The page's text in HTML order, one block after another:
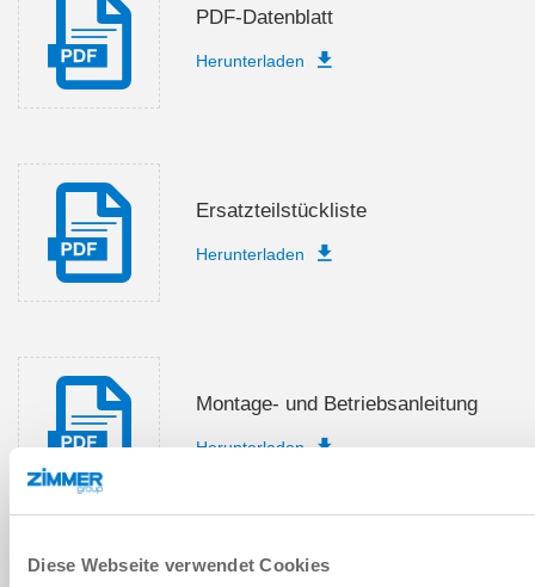
Diese Webseite verwendet Cookies
PDF-Datenblatt
Herunterladen
Ersatzteilstückliste
Herunterladen
Montage- und Betriebsanleitung
Herunterladen